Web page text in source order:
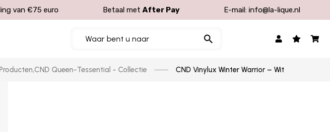
van €75 euro Betaal metAfter Pay E-mail:info@la-lique.nl
,CND Queen-Tessential - Collectie CND Vinylux Winter Warrior – Wit